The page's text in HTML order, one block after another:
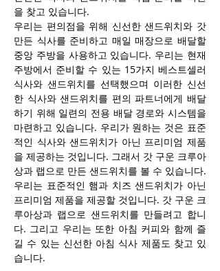
을 찾고 있습니다.
우리는 편의점을 위해 신선한 샌드위치와 갓
만든 식사를 준비하고 매일 매장으로 배달할
중앙 주방을 사용하고 있습니다. 우리는 현재
주방에서 준비할 수 있는 15가지 베스트셀러
식사와 샌드위치를 ​​선택했으며 이러한 신선
한 식사와 샌드위치를 ​​편의 파트너에게 배달
하기 위해 일련의 전용 배달 경로와 시스템을
마련하고 있습니다. 우리가 원하는 것은 표준
적인 식사와 샌드위치가 아닌 프리미엄 제품
을 제공하는 것입니다. 그래서 갓 구운 크루아
상과 랩으로 만든 샌드위치를 ​​볼 수 있습니다.
우리는 표준적인 햄과 치즈 샌드위치가 아닌
프리미엄 제품을 제공할 것입니다. 갓 구운 크
루아상과 랩으로 샌드위치를 ​​만들려고 합니
다. 그리고 우리는 또한 아침 커피와 함께 즐
길 수 있는 신선한 아침 식사 제품도 찾고 있
습니다.